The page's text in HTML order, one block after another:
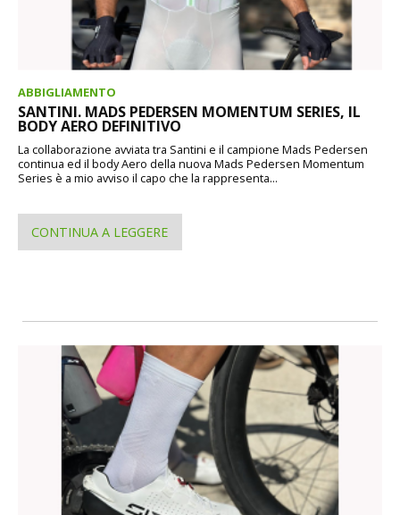
ABBIGLIAMENTO
SANTINI. MADS PEDERSEN MOMENTUM SERIES, IL
BODY AERO DEFINITIVO
La collaborazione avviata tra Santini e il campione Mads Pedersen
continua ed il body Aero della nuova Mads Pedersen Momentum
Series è a mio avviso il capo che la rappresenta...
CONTINUA A LEGGERE